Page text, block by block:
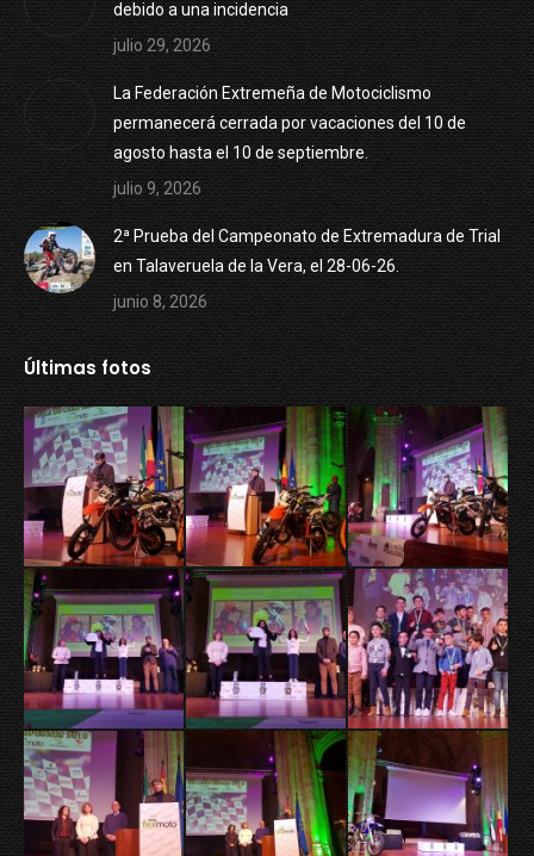
debido a una incidencia
julio 29, 2026
La Federación Extremeña de Motociclismo
permanecerá cerrada por vacaciones del 10 de
agosto hasta el 10 de septiembre.
julio 9, 2026
2ª Prueba del Campeonato de Extremadura de Trial
en Talaveruela de la Vera, el 28-06-26.
junio 8, 2026
Últimas fotos